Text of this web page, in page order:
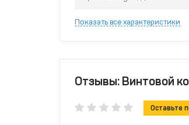
Показать все характеристики
Отзывы: Винтовой
Оставьте